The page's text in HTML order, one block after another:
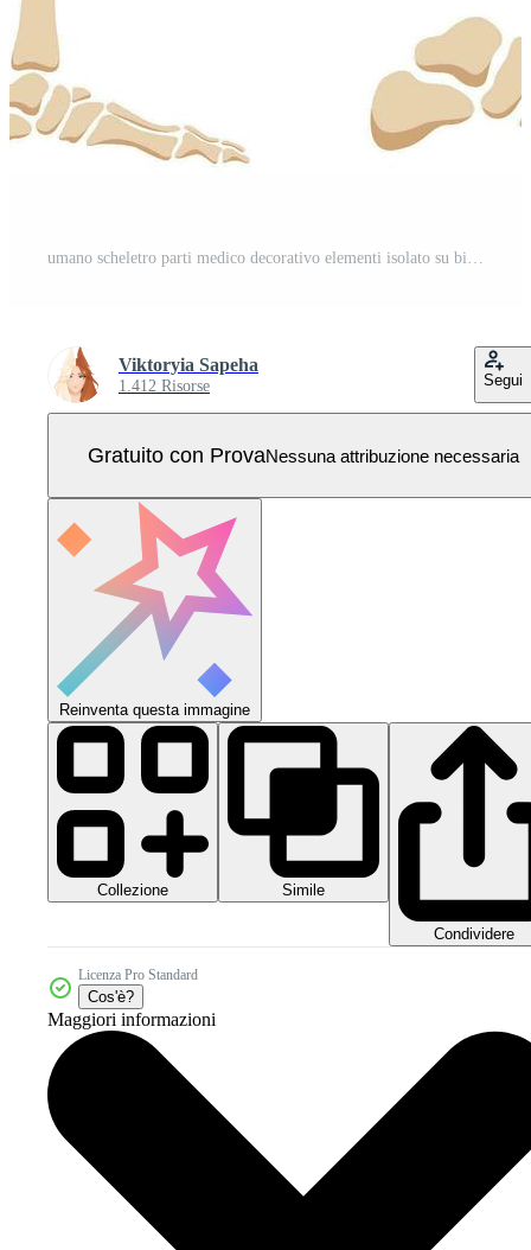
umano scheletro parti medico decorativo elementi isolato su bianca sfondo Vettore Pro
Viktoryia Sapeha
1.412 Risorse Segui
Gratuito con ProvaNessuna attribuzione necessaria
Reinventa questa immagine
Collezione Simile
Condividere
Licenza Pro Standard
Cos'è?
Maggiori informazioni